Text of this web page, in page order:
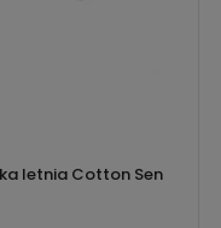
letnia Cotton Sen